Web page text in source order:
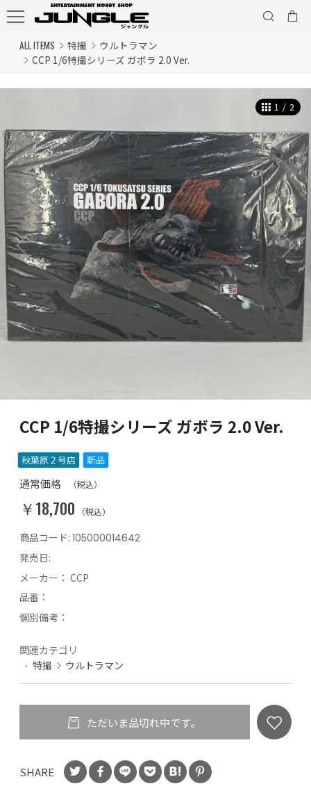
ALL ITEMS 特撮
ウルトラマン
CCP 1/6特撮シリーズ ガボラ 2.0 Ver.
1 / 2
CCP 1/6特撮シリーズ ガボラ 2.0 Ver.
秋葉原２号店 新品
通常価格 （税込）
￥18,700 （税込）
商品コード: 105000014642
発売日:
メーカー： CCP
品番：
個別備考：
関連カテゴリ
特撮
ウルトラマン
ただいま品切れ中です。
SHARE